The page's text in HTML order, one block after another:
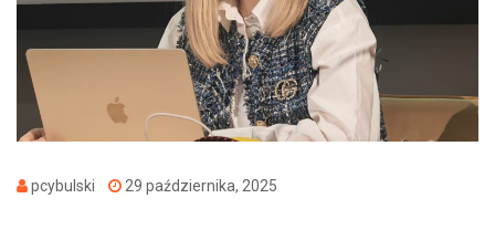
pcybulski 29 października, 2025